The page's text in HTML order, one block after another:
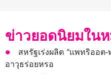
ข่าวยอดนิยมใน
สหรัฐเร่งผลิต “แพทริออต
อาวุธร่อยหรอ